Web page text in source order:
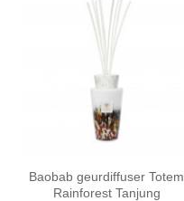
Baobab geurdiffuser Totem
Rainforest Tanjung